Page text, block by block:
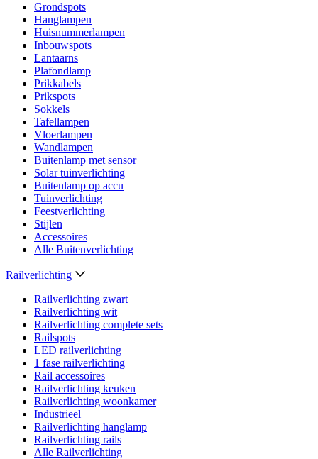
Grondspots
Hanglampen
Huisnummerlampen
Inbouwspots
Lantaarns
Plafondlamp
Prikkabels
Prikspots
Sokkels
Tafellampen
Vloerlampen
Wandlampen
Buitenlamp met sensor
Solar tuinverlichting
Buitenlamp op accu
Tuinverlichting
Feestverlichting
Stijlen
Accessoires
Alle Buitenverlichting
Railverlichting
Railverlichting zwart
Railverlichting wit
Railverlichting complete sets
Railspots
LED railverlichting
1 fase railverlichting
Rail accessoires
Railverlichting keuken
Railverlichting woonkamer
Industrieel
Railverlichting hanglamp
Railverlichting rails
Alle Railverlichting